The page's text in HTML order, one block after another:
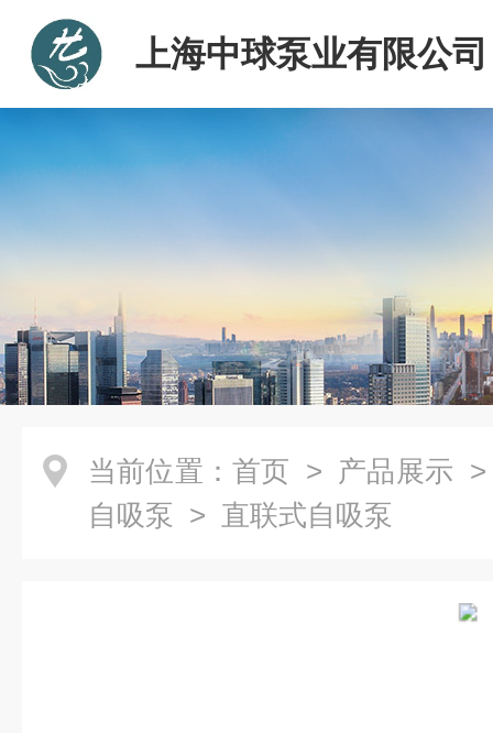
上海中球泵业有限公司
当前位置： 首页 > 产品展示
自吸泵 > 直联式自吸泵